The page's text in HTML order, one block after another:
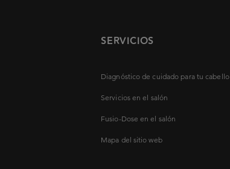
SERVICIOS
Diagnóstico de cuidado para tu cabello
Servicios en el salón
Fusio-Dose en el salón
Mapa del sitio web